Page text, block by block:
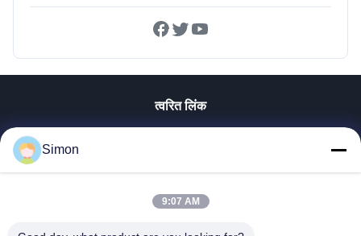
त्वरित लिंक
विडियो
हमारे बारे में
Simon
9:07 AM